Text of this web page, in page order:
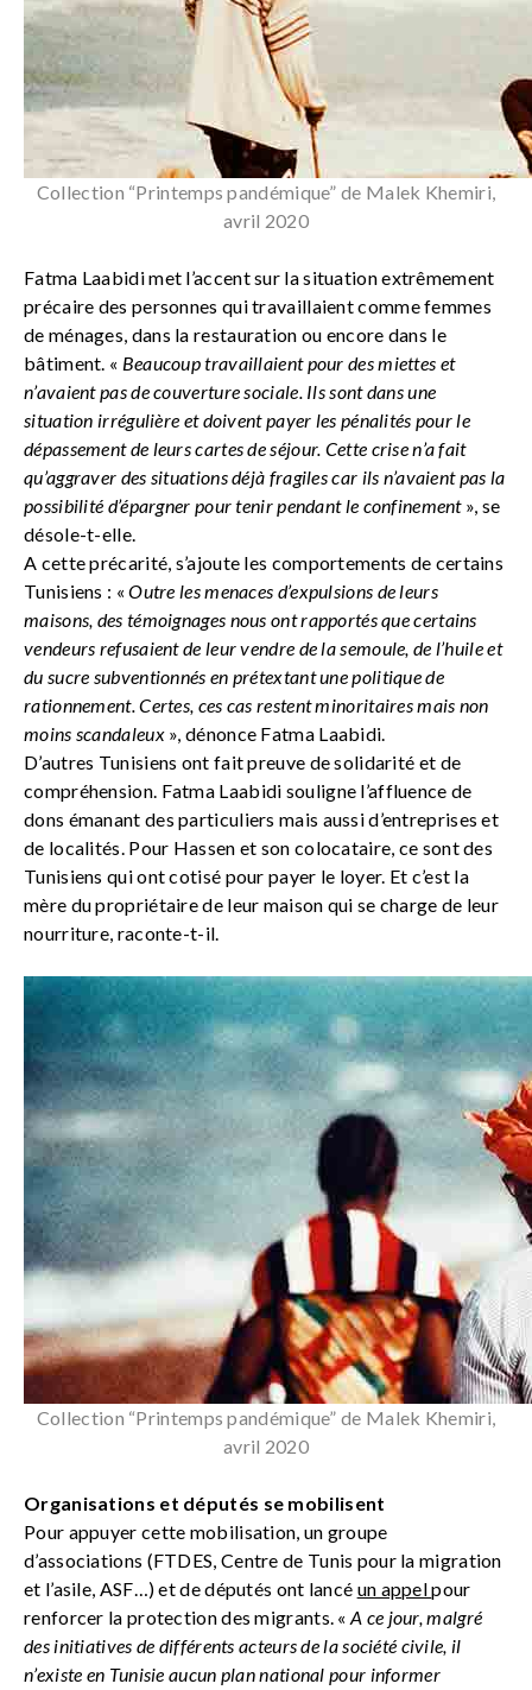
Collection “Printemps pandémique” de Malek Khemiri,
avril 2020
Fatma Laabidi met l’accent sur la situation extrêmement
précaire des personnes qui travaillaient comme femmes
de ménages, dans la restauration ou encore dans le
bâtiment. « Beaucoup travaillaient pour des miettes et
n’avaient pas de couverture sociale. Ils sont dans une
situation irrégulière et doivent payer les pénalités pour le
dépassement de leurs cartes de séjour. Cette crise n’a fait
qu’aggraver des situations déjà fragiles car ils n’avaient pas la
possibilité d’épargner pour tenir pendant le confinement», se
désole-t-elle.
A cette précarité, s’ajoute les comportements de certains
Tunisiens : «Outre les menaces d’expulsions de leurs
maisons, des témoignages nous ont rapportés que certains
vendeurs refusaient de leur vendre de la semoule, de l’huile et
du sucre subventionnés en prétextant une politique de
rationnement. Certes, ces cas restent minoritaires mais non
moins scandaleux», dénonce Fatma Laabidi.
D’autres Tunisiens ont fait preuve de solidarité et de
compréhension. Fatma Laabidi souligne l’affluence de
dons émanant des particuliers mais aussi d’entreprises et
de localités. Pour Hassen et son colocataire, ce sont des
Tunisiens qui ont cotisé pour payer le loyer. Et c’est la
mère du propriétaire de leur maison qui se charge de leur
nourriture, raconte-t-il.
Collection “Printemps pandémique” de Malek Khemiri,
avril 2020
Organisations et députés se mobilisent
Pour appuyer cette mobilisation, un groupe
d’associations (FTDES, Centre de Tunis pour la migration
et l’asile, ASF…) et de députés ont lancé un appelpour
renforcer la protection des migrants. «A ce jour, malgré
des initiatives de différents acteurs de la société civile, il
n’existe en Tunisie aucun plan national pour informer